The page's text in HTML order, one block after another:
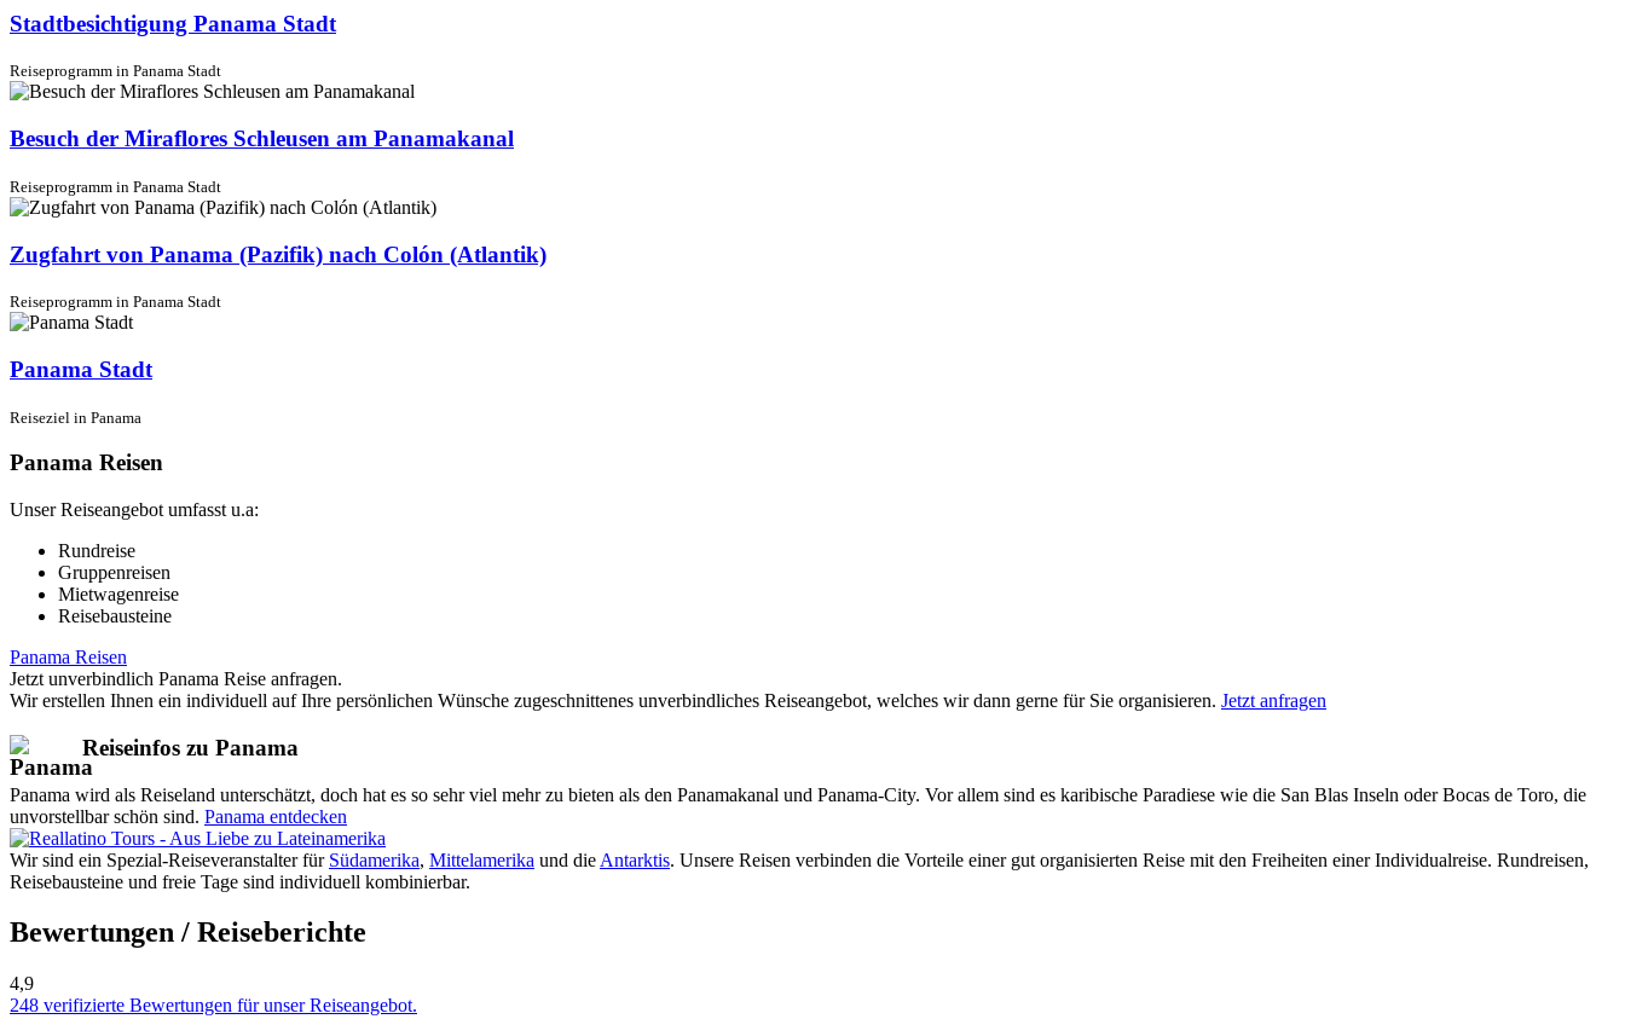
Stadtbesichtigung Panama Stadt
Reiseprogramm in Panama Stadt
Besuch der Miraflores Schleusen am Panamakanal
Reiseprogramm in Panama Stadt
Zugfahrt von Panama (Pazifik) nach Colón (Atlantik)
Reiseprogramm in Panama Stadt
Panama Stadt
Reiseziel in Panama
Panama Reisen
Unser Reiseangebot umfasst u.a:
Rundreise
Gruppenreisen
Mietwagenreise
Reisebausteine
Panama Reisen
Jetzt unverbindlich Panama Reise anfragen.
Wir erstellen Ihnen ein individuell auf Ihre persönlichen Wünsche zugeschnittenes unverbindliches Reiseangebot, welches wir dann gerne für Sie organisieren. Jetzt anfragen
Reiseinfos zu Panama
Panama wird als Reiseland unterschätzt, doch hat es so sehr viel mehr zu bieten als den Panamakanal und Panama-City. Vor allem sind es karibische Paradiese wie die San Blas Inseln oder Bocas de Toro, die
unvorstellbar schön sind. Panama entdecken
Wir sind ein Spezial-Reiseveranstalter für Südamerika, Mittelamerika und die Antarktis. Unsere Reisen verbinden die Vorteile einer gut organisierten Reise mit den Freiheiten einer Individualreise. Rundreisen,
Reisebausteine und freie Tage sind individuell kombinierbar.
Bewertungen / Reiseberichte
4,9
248 verifizierte Bewertungen für unser Reiseangebot.